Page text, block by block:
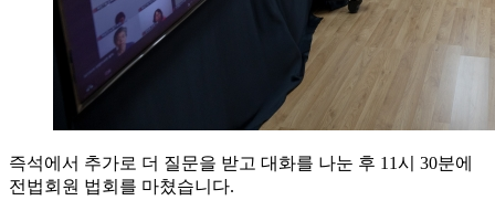
즉석에서 추가로 더 질문을 받고 대화를 나눈 후 11시 30분에
전법회원 법회를 마쳤습니다.